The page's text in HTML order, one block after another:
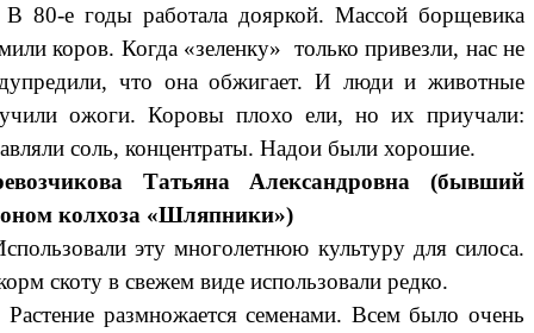
е годы работала дояркой. Массой борщевика
коров. Когда «зеленку» только привезли, нас не
что она обжигает. И люди и животные
ожоги. Коровы плохо ели, но их приучали:
соль, концентраты. Надои были хорошие.
Татьяна Александровна (бывший
колхоза «Шляпники»)
эту многолетнюю культуру для силоса.
скоту в свежем виде использовали редко.
размножается семенами. Всем было очень